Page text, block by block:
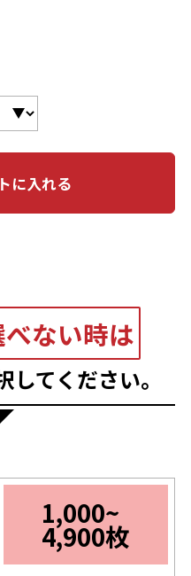
に入れる
ない時は
てください。
1,000~
4,900枚